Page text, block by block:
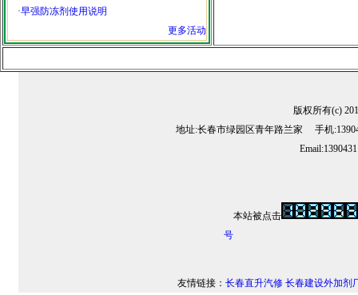
·早强防冻剂使用说明
更多活动
版权所有(c)
地址:长春市绿园区青年路兰家 手机
本站被点击
号
友情链接： 长春直升汽修 长春建设外加剂